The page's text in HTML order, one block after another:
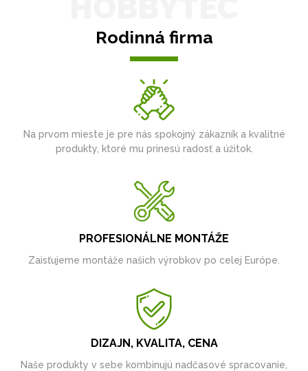
Rodinná firma
Na prvom mieste je pre nás spokojný zákazník a kvalitné
produkty, ktoré mu prinesú radosť a úžitok.
PROFESIONÁLNE MONTÁŽE
Zaisťujeme montáže našich výrobkov po celej Európe.
DIZAJN, KVALITA, CENA
Naše produkty v sebe kombinujú nadčasové spracovanie,